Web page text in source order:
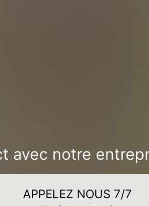
avec notre
APPELEZ NOUS 7/7